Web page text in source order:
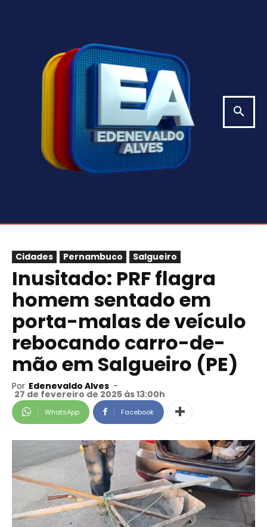
Cidades Pernambuco Salgueiro
Inusitado: PRF flagra
homem sentado em
porta-malas de veículo
rebocando carro-de-
mão em Salgueiro (PE)
Por Edenevaldo Alves -
27 de fevereiro de 2025 às 13:00h
WhatsApp Facebook